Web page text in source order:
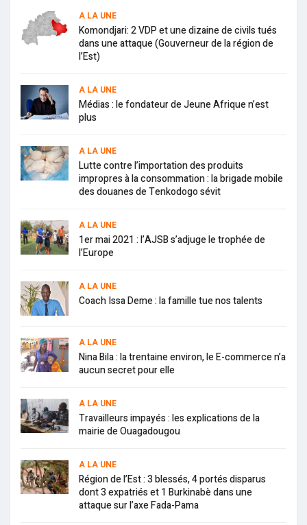
A LA UNE
Komondjari: 2 VDP et une dizaine de civils tués
dans une attaque (Gouverneur de la région de
l’Est)
A LA UNE
Médias : le fondateur de Jeune Afrique n’est
plus
A LA UNE
Lutte contre l’importation des produits
impropres à la consommation : la brigade mobile
des douanes de Tenkodogo sévit
A LA UNE
1er mai 2021 : l’AJSB s’adjuge le trophée de
l’Europe
A LA UNE
Coach Issa Deme : la famille tue nos talents
A LA UNE
Nina Bila : la trentaine environ, le E-commerce n’a
aucun secret pour elle
A LA UNE
Travailleurs impayés : les explications de la
mairie de Ouagadougou
A LA UNE
Région de l’Est : 3 blessés, 4 portés disparus
dont 3 expatriés et 1 Burkinabè dans une
attaque sur l’axe Fada-Pama